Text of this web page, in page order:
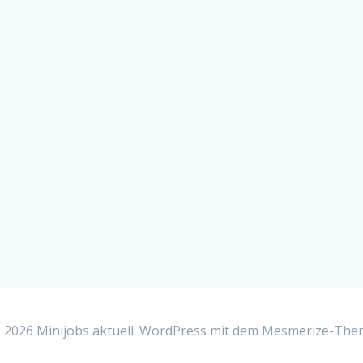
Minijobs aktuell. WordPress mit dem Mesmerize-